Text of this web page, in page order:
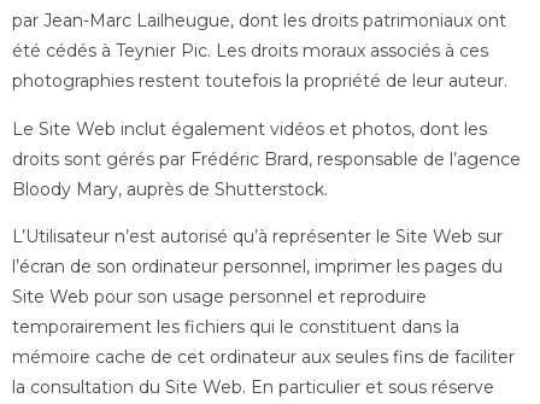
par Jean-Marc Lailheugue, dont les droits patrimoniaux ont
été cédés à Teynier Pic. Les droits moraux associés à ces
photographies restent toutefois la propriété de leur auteur.
Le Site Web inclut également vidéos et photos, dont les
droits sont gérés par Frédéric Brard, responsable de l’agence
Bloody Mary, auprès de Shutterstock.
L’Utilisateur n’est autorisé qu’à représenter le Site Web sur
l’écran de son ordinateur personnel, imprimer les pages du
Site Web pour son usage personnel et reproduire
temporairement les fichiers qui le constituent dans la
mémoire cache de cet ordinateur aux seules fins de faciliter
la consultation du Site Web. En particulier et sous réserve